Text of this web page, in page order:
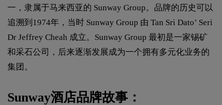
一，隶属于马来西亚的 Sunway Group。品牌的历史可以
追溯到1974年，当时 Sunway Group 由 Tan Sri Dato’ Seri
Dr Jeffrey Cheah 成立。Sunway Group 最初是一家锡矿
和采石公司，后来逐渐发展成为一个拥有多元化业务的
集团。
Sunway酒店品牌故事：